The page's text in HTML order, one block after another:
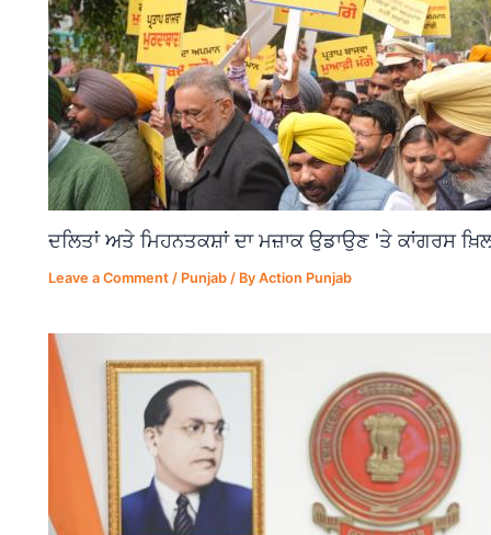
ਦਲਿਤਾਂ ਅਤੇ ਮਿਹਨਤਕਸ਼ਾਂ ਦਾ ਮਜ਼ਾਕ ਉਡਾਉਣ 'ਤੇ ਕਾਂਗਰਸ
Leave a Comment / Punjab / ByAction Punjab